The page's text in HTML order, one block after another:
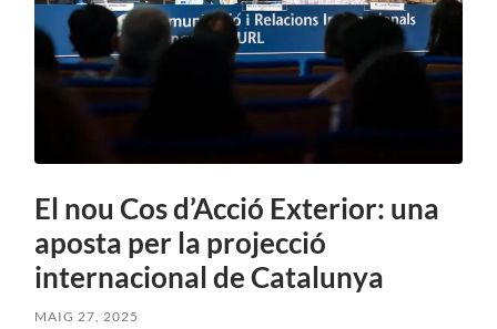
El nou Cos d’Acció Exterior: una
aposta per la projecció
internacional de Catalunya
MAIG 27, 2025